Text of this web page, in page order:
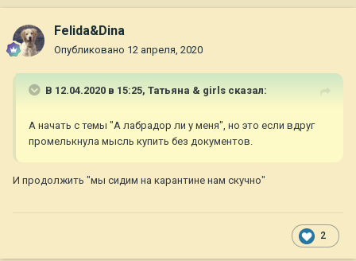
Felida&Dina
Опубликовано 12 апреля, 2020
В 12.04.2020 в 15:25, Татьяна & girls сказал:
А начать с темы "А лабрадор ли у меня", но это если вдруг
промелькнула мысль купить без документов.
И продолжить "мы сидим на карантине нам скучно"
2